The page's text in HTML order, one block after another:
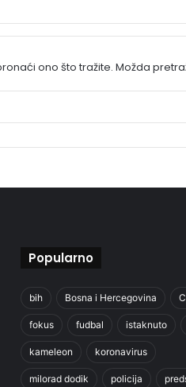
ono što tražite. Možda
Popularno
bih Bosna i Hercegovina
fokus fudbal istaknuto
kameleon koronavirus
milorad dodik policija